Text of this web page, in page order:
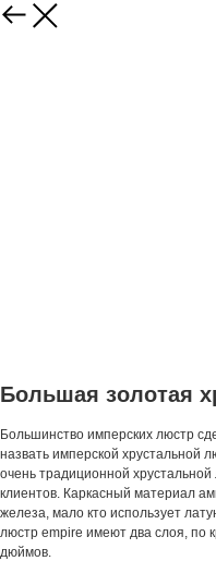
Большая золотая
Большинство имперских люстр
назвать имперской хрустальной
очень традиционной
клиентов. Каркасный материал
железа, мало кто использует
люстр empire имеют два слоя, по
дюймов.